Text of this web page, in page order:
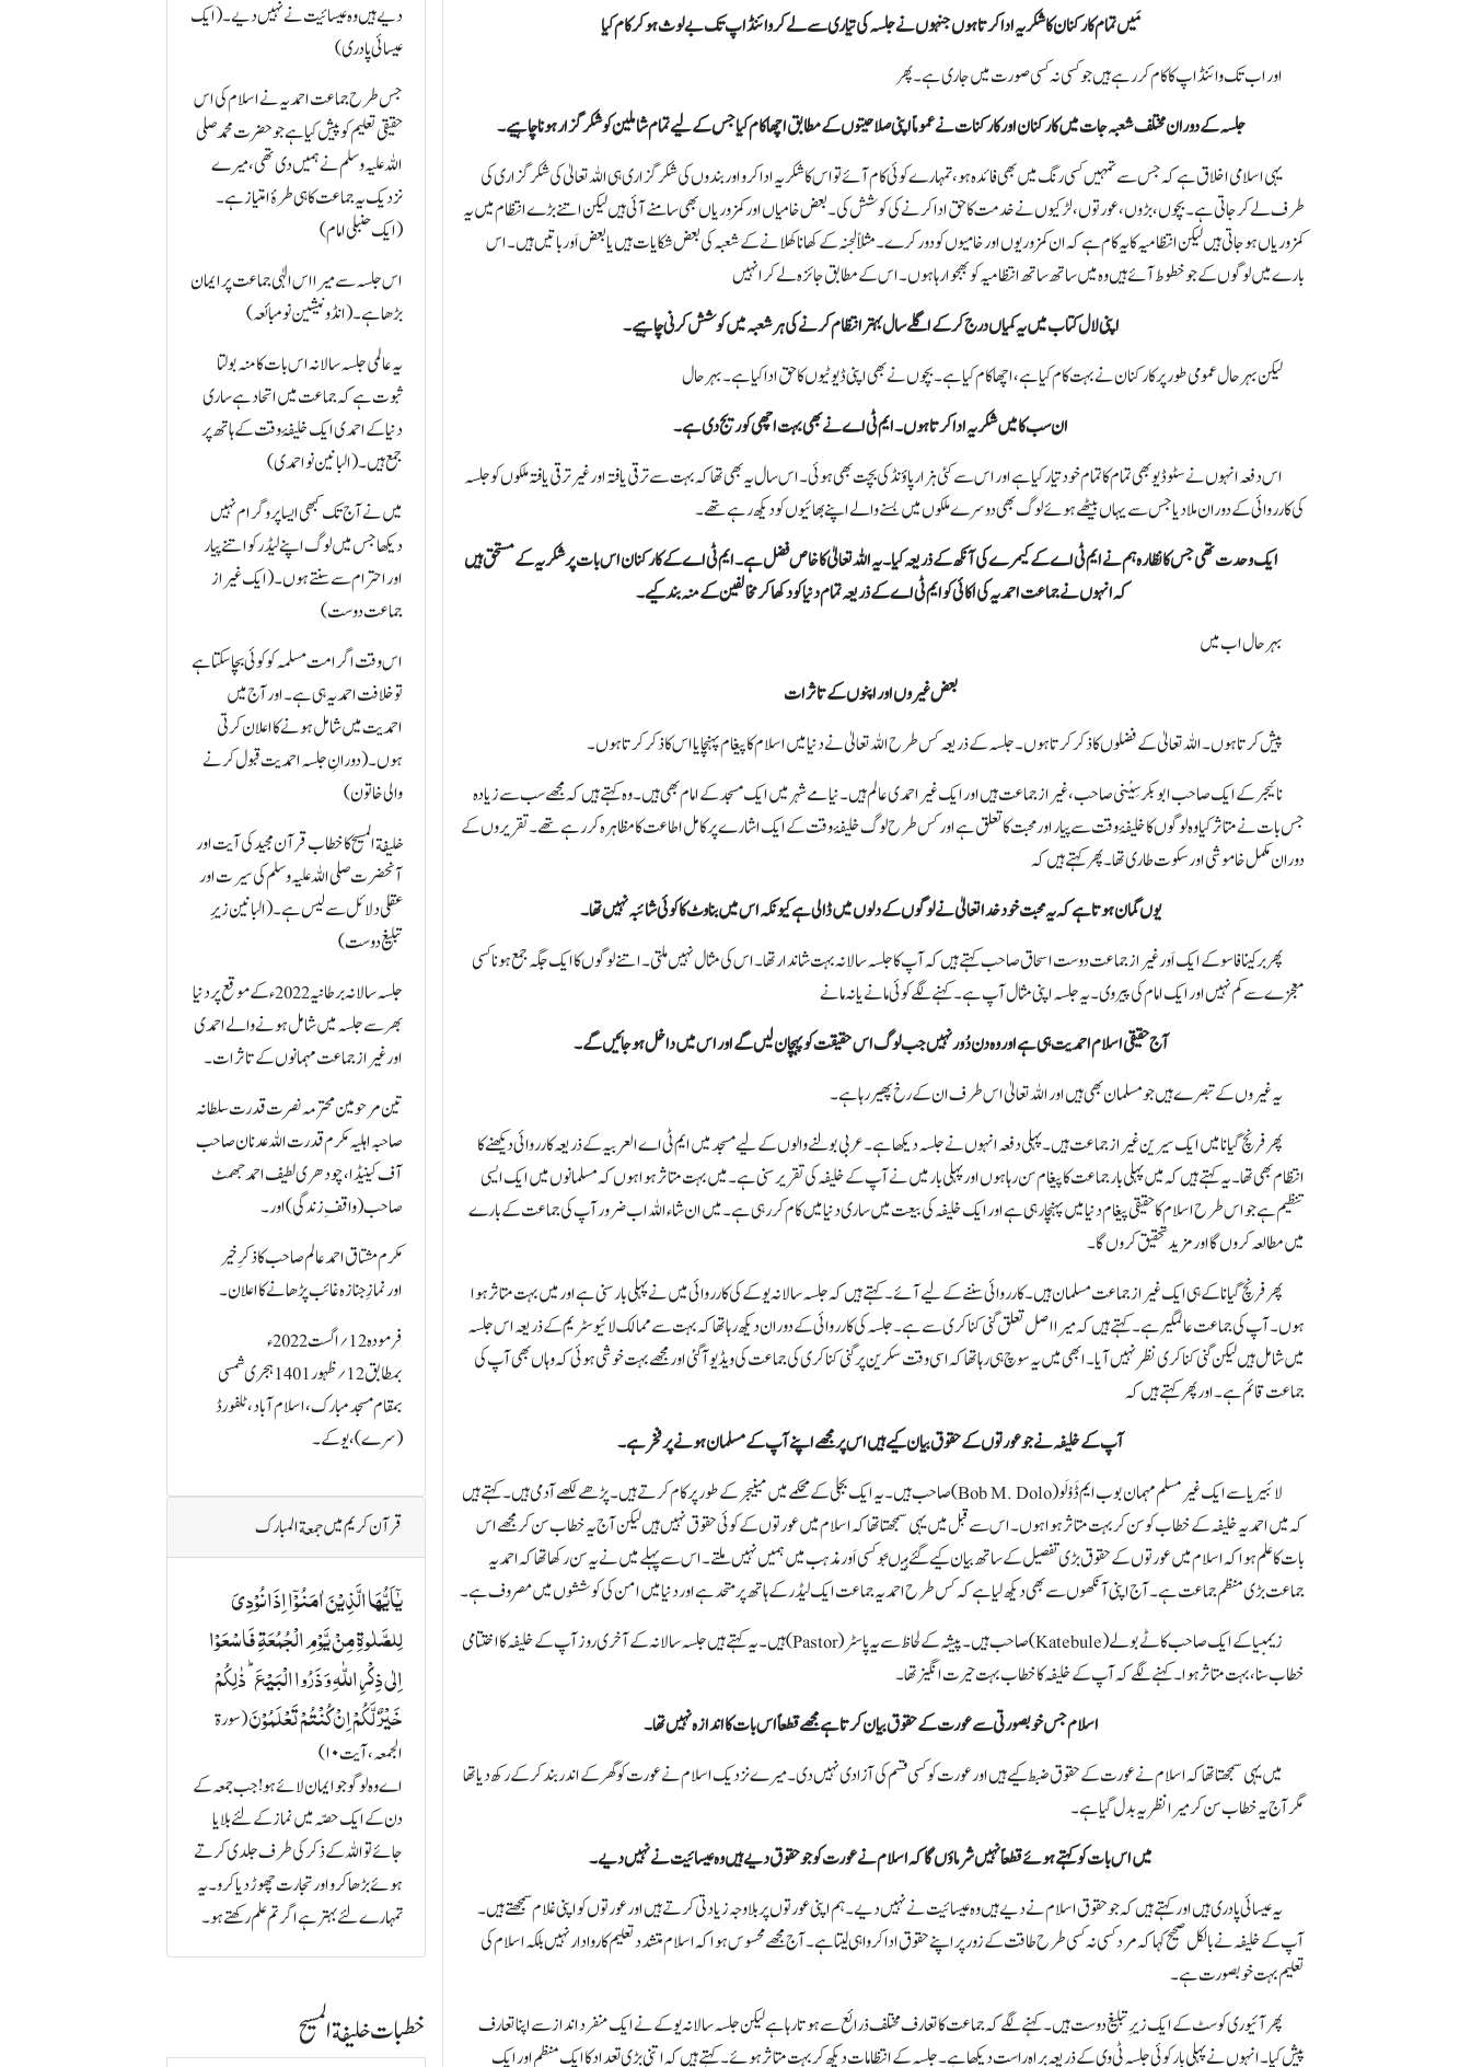
مَیں تمام کارکنان کا شکریہ ادا کرتا ہوں جنہوں نے جلسہ کی تیاری سے لے کر وائنڈ اپ تک بے لوث ہو کر کام کیا
اور اب تک وائنڈ اپ کا کام کر رہے ہیں جو کسی نہ کسی صورت میں جاری ہے۔ پھر
جلسہ کے دوران مختلف شعبہ جات میں کارکنان اور کارکنات نےعموماً اپنی صلاحیتوں کے مطابق اچھا کام کیا جس کے لیے تمام شاملین کو شکرگزار ہونا چاہیے۔
یہی اسلامی اخلاق ہے کہ جس سے تمہیں کسی رنگ میں بھی فائدہ ہو، تمہارے کوئی کام آئے تو اس کا شکریہ ادا کرو اور بندوں کی شکرگزاری ہی اللہ تعالیٰ کی شکرگزاری کی
طرف لے کر جاتی ہے۔ بچوں، بڑوں، عورتوں، لڑکیوں نے خدمت کا حق ادا کرنے کی کوشش کی۔ بعض خامیاں اور کمزوریاں بھی سامنے آئی ہیں لیکن اتنے بڑے انتظام میں یہ
کمزوریاں ہو جاتی ہیں لیکن انتظامیہ کا یہ کام ہے کہ ان کمزوریوں اور خامیوں کو دور کرے۔ مثلاً لجنہ کے کھانا کھلانے کے شعبہ کی بعض شکایات ہیں یا بعض اَور باتیں ہیں۔ اس
بارے میں لوگوں کے جو خطوط آئے ہیں وہ میں ساتھ ساتھ انتظامیہ کو بھجوا رہا ہوں۔ اس کے مطابق جائزہ لے کر انہیں
اپنی لال کتاب میں یہ کمیاں درج کر کےاگلے سال بہتر انتظام کرنے کی ہر شعبہ میں کوشش کرنی چاہیے۔
لیکن بہرحال عمومی طور پر کارکنان نے بہت کام کیا ہے، اچھا کام کیا ہے۔ بچوں نے بھی اپنی ڈیوٹیوں کا حق ادا کیاہے۔ بہرحال
ان سب کا میں شکریہ ادا کرتا ہوں۔ ایم ٹی اے نے بھی بہت اچھی کوریج دی ہے۔
اس دفعہ انہوں نے سٹوڈیو بھی تمام کا تمام خود تیار کیا ہے اور اس سے کئی ہزار پاؤنڈ کی بچت بھی ہوئی۔ اس سال یہ بھی تھا کہ بہت سے ترقی یافتہ اور غیر ترقی یافتہ ملکوں کو جلسہ
کی کارروائی کے دوران ملا دیا جس سے یہاں بیٹھے ہوئے لوگ بھی دوسرے ملکوں میں بسنے والے اپنے بھائیوں کو دیکھ رہے تھے۔
ایک وحدت تھی جس کا نظارہ ہم نے ایم ٹی اے کے کیمرے کی آنکھ کے ذریعہ کیا۔ یہ اللہ تعالیٰ کا خاص فضل ہے۔ ایم ٹی اے کے کارکنان اس بات پر شکریہ کے مستحق ہیں
کہ انہوں نے جماعت احمدیہ کی اکائی کو ایم ٹی اے کے ذریعہ تمام دنیا کو دکھا کر مخالفین کے منہ بند کیے۔
بہرحال اب میں
بعض غیروں اور اپنوں کے تاثرات
پیش کرتا ہوں۔ اللہ تعالیٰ کے فضلوں کا ذکر کرتا ہوں۔ جلسہ کے ذریعہ کس طرح اللہ تعالیٰ نے دنیامیں اسلام کا پیغام پہنچایا اس کا ذکر کرتا ہوں۔
نائیجر کے ایک صاحب ابوبکر سِیْنی صاحب، غیر از جماعت ہیں اور ایک غیر احمدی عالم ہیں۔ نیامے شہر میں ایک مسجد کے امام بھی ہیں۔ وہ کہتے ہیں کہ مجھے سب سے زیادہ
جس بات نے متاثر کیا وہ لوگوں کا خلیفۂ وقت سے پیار اور محبت کا تعلق ہے اور کس طرح لوگ خلیفۂ وقت کے ایک اشارے پر کامل اطاعت کا مظاہرہ کر رہے تھے۔ تقریروں کے
دوران مکمل خاموشی اور سکوت طاری تھا۔ پھر کہتے ہیں کہ
یوں گمان ہوتا ہے کہ یہ محبت خود خدا تعالیٰ نے لوگوں کے دلوں میں ڈالی ہے کیونکہ اس میں بناوٹ کا کوئی شائبہ نہیں تھا۔
پھر برکینا فاسو کے ایک اَور غیر از جماعت دوست اسحاق صاحب کہتے ہیں کہ آپ کا جلسہ سالانہ بہت شاندار تھا۔ اس کی مثال نہیں ملتی۔ اتنے لوگوں کا ایک جگہ جمع ہونا کسی
معجزے سے کم نہیں اور ایک امام کی پیروی۔ یہ جلسہ اپنی مثال آپ ہے۔ کہنے لگے کوئی مانے یا نہ مانے
آج حقیقی اسلام احمدیت ہی ہے اور وہ دن دُور نہیں جب لوگ اس حقیقت کو پہچان لیں گے اور اس میں داخل ہو جائیں گے۔
یہ غیروں کے تبصرے ہیں جو مسلمان بھی ہیں اور اللہ تعالیٰ اس طرف ان کے رخ پھیر رہا ہے۔
پھر فرنچ گیانا میں ایک سیرین غیر از جماعت ہیں۔ پہلی دفعہ انہوں نے جلسہ دیکھا ہے۔ عربی بولنے والوں کے لیے مسجد میں ایم ٹی اے العربیہ کے ذریعہ کارروائی دیکھنے کا
انتظام بھی تھا۔ یہ کہتے ہیں کہ میں پہلی بار جماعت کا پیغام سن رہا ہوں اور پہلی بار میں نے آپ کے خلیفہ کی تقریر سنی ہے۔ میں بہت متاثر ہوا ہوں کہ مسلمانوں میں ایک ایسی
تنظیم ہے جو اس طرح اسلام کا حقیقی پیغام دنیا میں پہنچا رہی ہے اور ایک خلیفہ کی بیعت میں ساری دنیا میں کام کر رہی ہے۔ میں ان شاء اللہ اب ضرور آپ کی جماعت کے بارے
میں مطالعہ کروں گا اور مزید تحقیق کروں گا۔
پھر فرنچ گیانا کے ہی ایک غیر از جماعت مسلمان ہیں۔ کارروائی سننے کے لیے آئے۔ کہتے ہیں کہ جلسہ سالانہ یوکے کی کارروائی میں نے پہلی بار سنی ہے اور میں بہت متاثر ہوا
ہوں۔ آپ کی جماعت عالمگیر ہے۔ کہتے ہیں کہ میرا اصل تعلق گنی کناکری سے ہے۔ جلسہ کی کارروائی کے دوران دیکھ رہا تھا کہ بہت سے ممالک لائیو سٹریم کے ذریعہ اس جلسہ
میں شامل ہیں لیکن گنی کناکری نظر نہیں آیا۔ ابھی میں یہ سوچ ہی رہا تھا کہ اسی وقت سکرین پر گنی کناکری کی جماعت کی ویڈیو آ گئی اور مجھے بہت خوشی ہوئی کہ وہاں بھی آپ کی
جماعت قائم ہے۔ اور پھر کہتے ہیں کہ
آپ کے خلیفہ نے جو عورتوں کے حقوق بیان کیے ہیں اس پر مجھےاپنے آپ کے مسلمان ہونے پر فخر ہے۔
لائبیریا سے ایک غیر مسلم مہمان بوب ایم ڈَوْلَو (Bob M. Dolo) صاحب ہیں۔ یہ ایک بجلی کے محکمے میں مینیجر کے طور پر کام کرتے ہیں۔ پڑھے لکھے آدمی ہیں۔ کہتے ہیں
کہ میں احمدیہ خلیفہ کے خطاب کو سن کر بہت متاثر ہوا ہوں۔ اس سے قبل میں یہی سمجھتا تھا کہ اسلام میں عورتوں کے کوئی حقوق نہیں ہیں لیکن آج یہ خطاب سن کرمجھے اس
بات کا علم ہوا کہ اسلام میں عورتوں کے حقوق بڑی تفصیل کے ساتھ بیان کیے گئے ہیںجو کسی اَور مذہب میں ہمیں نہیں ملتے۔ اس سے پہلے میں نے یہ سن رکھا تھا کہ احمدیہ
جماعت بڑی منظم جماعت ہے۔ آج اپنی آنکھوں سے بھی دیکھ لیا ہے کہ کس طرح احمدیہ جماعت ایک لیڈر کے ہاتھ پر متحد ہے اور دنیا میں امن کی کوششوں میں مصروف ہے۔
زیمبیا کے ایک صاحب کاٹے بولے (Katebule) صاحب ہیں۔پیشہ کے لحاظ سے یہ پاسٹر (Pastor)ہیں۔ یہ کہتے ہیں جلسہ سالانہ کے آخری روز آپ کے خلیفہ کا اختتامی
خطاب سنا، بہت متاثر ہوا۔ کہنے لگے کہ آپ کے خلیفہ کا خطاب بہت حیرت انگیز تھا۔
اسلام جس خوبصورتی سے عورت کے حقوق بیان کرتا ہے مجھے قطعا ًاس بات کا اندازہ نہیں تھا۔
میں یہی سمجھتا تھا کہ اسلام نے عورت کے حقوق ضبط کیے ہیں اور عورت کو کسی قسم کی آزادی نہیں دی۔ میرے نزدیک اسلام نے عورت کو گھر کے اندر بند کر کے رکھ دیا تھا
مگر آج یہ خطاب سن کر میرا نظریہ بدل گیا ہے۔
میں اس بات کو کہتے ہوئے قطعاً نہیں شرماؤں گا کہ اسلام نے عورت کو جو حقوق دیے ہیں وہ عیسائیت نے نہیں دیے۔
یہ عیسائی پادری ہیں اور کہتے ہیں کہ جو حقوق اسلام نے دیے ہیں وہ عیسائیت نے نہیں دیے۔ ہم اپنی عورتوں پر بلا وجہ زیادتی کرتے ہیں اور عورتوں کو اپنی غلام سمجھتے ہیں۔
آپ کے خلیفہ نے بالکل صحیح کہا کہ مرد کسی نہ کسی طرح طاقت کے زور پر اپنے حقوق ادا کروا ہی لیتا ہے۔ آج مجھے محسوس ہوا کہ اسلام متشدد تعلیم کا روادار نہیں بلکہ اسلام کی
تعلیم بہت خوبصورت ہے۔
پھر آئیوری کوسٹ کے ایک زیرِ تبلیغ دوست ہیں۔ کہنے لگے کہ جماعت کا تعارف مختلف ذرائع سے ہوتا رہا ہے لیکن جلسہ سالانہ یوکے نے ایک منفرد انداز سے اپنا تعارف
پیش کیا۔ انہوں نے پہلی بار کوئی جلسہ ٹی وی کے ذریعہ براہ راست دیکھا ہے۔ جلسہ کے انتظامات دیکھ کر بہت متاثر ہوئے۔ کہتے ہیں کہ اتنی بڑی تعداد کا ایک منظم اور ایک
دیے ہیں وہ عیسائیت نے نہیں دیے۔ (ایک
عیسائی پادری)
جس طرح جماعت احمدیہ نے اسلام کی اس
حقیقی تعلیم کو پیش کیا ہے جو حضرت محمد صلی
اللہ علیہ وسلم نے ہمیں دی تھی، میرے
نزدیک یہ جماعت کا ہی طرۂ امتیاز ہے۔
(ایک حنبلی امام)
اس جلسہ سے میرا اس الٰہی جماعت پر ایمان
بڑھا ہے۔ (انڈونیشین نومبائعہ )
یہ عالمی جلسہ سالانہ اس بات کا منہ بولتا
ثبوت ہے کہ جماعت میں اتحاد ہے ساری
دنیا کے احمدی ایک خلیفۂ وقت کے ہاتھ پر
جمع ہیں۔(البانین نو احمدی)
میں نے آج تک کبھی ایسا پروگرام نہیں
دیکھا جس میں لوگ اپنے لیڈر کو اتنے پیار
اور احترام سے سنتے ہوں۔ (ایک غیر از
جماعت دوست)
اس وقت اگر امت مسلمہ کو کوئی بچا سکتا ہے
تو خلافت احمدیہ ہی ہے۔ اور آج میں
احمدیت میں شامل ہونے کا اعلان کرتی
ہوں۔(دورانِ جلسہ احمدیت قبول کرنے
والی خاتون)
خلیفة المسیح کا خطاب قرآن مجید کی آیت اور
آنحضرت صلی اللہ علیہ وسلم کی سیرت اور
عقلی دلائل سے لیس ہے۔ (البانین زیرِ
تبلیغ دوست)
جلسہ سالانہ برطانیہ 2022ء کے موقع پر دنیا
بھر سے جلسہ میں شامل ہونے والے احمدی
اور غیر از جماعت مہمانوں کے تاثرات۔
تین مرحومین محترمہ نصرت قدرت سلطانہ
صاحبہ اہلیہ مکرم قدرت اللہ عدنان صاحب
آف کینیڈا، چودھری لطیف احمد جھمٹ
صاحب (واقفِ زندگی) اور۔
مکرم مشتاق احمد عالم صاحب کا ذکرِ خیر
اورنمازِ جنازہ غائب پڑھانے کا اعلان۔
فرمودہ 12؍اگست 2022ء
بمطابق 12؍ظہور 1401 ہجری شمسی
بمقام مسجد مبارک،اسلام آباد،ٹلفورڈ
(سرے)، یو کے۔
قرآن کریم میں جمعة المبارک
یٰۤاَیُّہَا الَّذِیۡنَ اٰمَنُوۡۤا اِذَا نُوۡدِیَ
لِلصَّلٰوۃِ مِنۡ یَّوۡمِ الۡجُمُعَۃِ فَاسۡعَوۡا
اِلٰی ذِکۡرِ اللّٰہِ وَ ذَرُوا الۡبَیۡعَ ؕ ذٰلِکُمۡ
خَیۡرٌ لَّکُمۡ اِنۡ کُنۡتُمۡ تَعۡلَمُوۡنَ(سورة
الجمعہ، آیت ۱۰)
اے وہ لوگو جو ایمان لائے ہو! جب جمعہ کے
دن کے ایک حصّہ میں نماز کے لئے بلایا
جائے تو اللہ کے ذکر کی طرف جلدی کرتے
ہوئے بڑھا کرو اور تجارت چھوڑ دیا کرو۔ یہ
تمہارے لئے بہتر ہے اگر تم علم رکھتے ہو۔
خطبات خلیفة المسیح